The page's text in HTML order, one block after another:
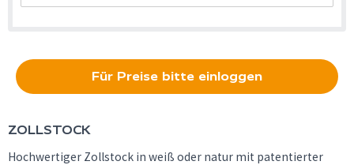
Für Preise bitte einloggen
ZOLLSTOCK
Hochwertiger Zollstock in weiß oder natur mit patentierter